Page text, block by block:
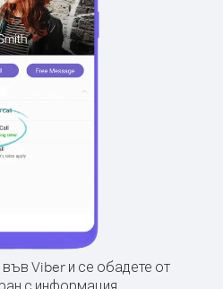
Viber и се обадете от
с информация